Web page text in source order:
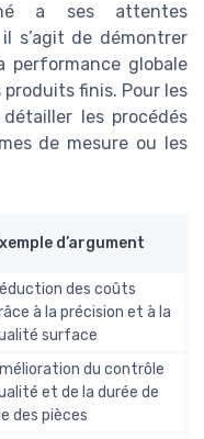
a ses attentes
s’agit de démontrer
performance globale
finis. Pour les
les procédés
de mesure ou les
d’argument
des coûts
à la précision et à la
surface
du contrôle
et de la durée de
des pièces